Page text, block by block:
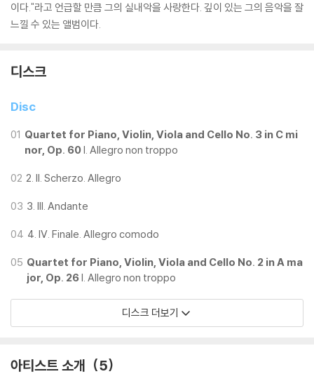
이다."라고 언급할 만큼 그의 실내악을 사랑한다. 깊이 있는 그의 음악을 잘
느낄 수 있는 앨범이다.
디스크
Disc
01 Quartet for Piano, Violin, Viola and Cello No. 3 in C mi
nor, Op. 60I. Allegro non troppo
02 2. II. Scherzo. Allegro
03 3. III. Andante
04 4. IV. Finale. Allegro comodo
05 Quartet for Piano, Violin, Viola and Cello No. 2 in A ma
jor, Op. 26I. Allegro non troppo
디스크 더보기
아티스트 소개 5